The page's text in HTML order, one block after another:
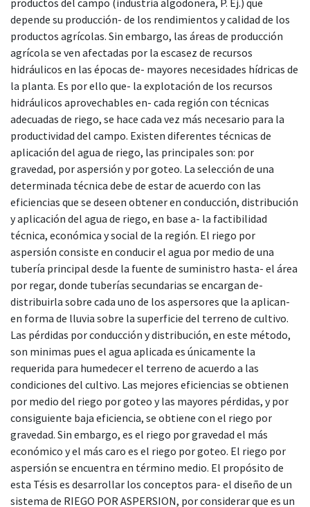
depende su producción- de los rendimientos y calidad de los
productos agrícolas. Sin embargo, las áreas de producción
agrícola se ven afectadas por la escasez de recursos
hidráulicos en las épocas de- mayores necesidades hídricas de
la planta. Es por ello que- la explotación de los recursos
hidráulicos aprovechables en- cada región con técnicas
adecuadas de riego, se hace cada vez más necesario para la
productividad del campo. Existen diferentes técnicas de
aplicación del agua de riego, las principales son: por
gravedad, por aspersión y por goteo. La selección de una
determinada técnica debe de estar de acuerdo con las
eficiencias que se deseen obtener en conducción, distribución
y aplicación del agua de riego, en base a- la factibilidad
técnica, económica y social de la región. El riego por
aspersión consiste en conducir el agua por medio de una
tubería principal desde la fuente de suministro hasta- el área
por regar, donde tuberías secundarias se encargan de-
distribuirla sobre cada uno de los aspersores que la aplican-
en forma de lluvia sobre la superficie del terreno de cultivo.
Las pérdidas por conducción y distribución, en este método,
son minimas pues el agua aplicada es únicamente la
requerida para humedecer el terreno de acuerdo a las
condiciones del cultivo. Las mejores eficiencias se obtienen
por medio del riego por goteo y las mayores pérdidas, y por
consiguiente baja eficiencia, se obtiene con el riego por
gravedad. Sin embargo, es el riego por gravedad el más
económico y el más caro es el riego por goteo. El riego por
aspersión se encuentra en término medio. El propósito de
esta Tésis es desarrollar los conceptos para- el diseño de un
sistema de RIEGO POR ASPERSION, por considerar que es un